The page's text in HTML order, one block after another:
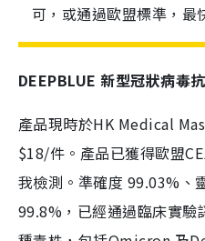
可，或通過歐盟標準，最
DEEPBLUE 新型冠狀病毒
產品現時於HK Medical
$18/件。產品已獲得歐盟
我檢測。準確度 99.03%、
99.8%，已經通過臨床實驗